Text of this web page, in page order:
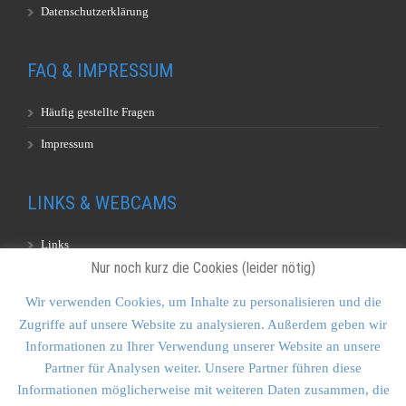
Datenschutzerklärung
FAQ & IMPRESSUM
Häufig gestellte Fragen
Impressum
LINKS & WEBCAMS
Links
KONTAKT & SITEMAP
Kontakt
Nur noch kurz die Cookies (leider nötig)
Wir verwenden Cookies, um Inhalte zu personalisieren und die
Zugriffe auf unsere Website zu analysieren. Außerdem geben wir
Informationen zu Ihrer Verwendung unserer Website an unsere
Partner für Analysen weiter. Unsere Partner führen diese
Informationen möglicherweise mit weiteren Daten zusammen, die